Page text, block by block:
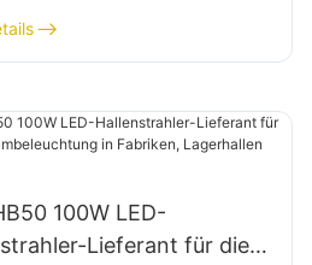
und große
100W LED-
Lieferant für die